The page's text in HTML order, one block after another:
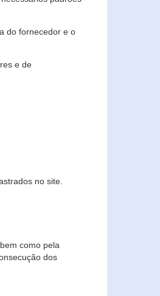
do fornecedor e o
e de
no site.
como pela
dos